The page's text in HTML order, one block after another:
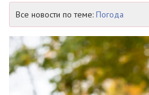
Все новости по теме: Погода